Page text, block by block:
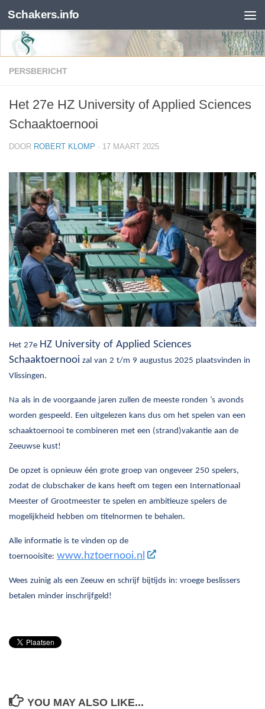
Skip to content
Schakers.info
PERSBERICHT
Het 27e HZ University of Applied Sciences
Schaaktoernooi
DOOR ROBERT KLOMP · 17 MAART 2025
Het 27e HZ University of Applied Sciences
Schaaktoernooi zal van 2 t/m 9 augustus 2025 plaatsvinden in
Vlissingen.
Na als in de voorgaande jaren zullen de meeste ronden ’s avonds
worden gespeeld. Een uitgelezen kans dus om het spelen van een
schaaktoernooi te combineren met een (strand)vakantie aan de
Zeeuwse kust!
De opzet is opnieuw één grote groep van ongeveer 250 spelers,
zodat de clubschaker de kans heeft om tegen een Internationaal
Meester of Grootmeester te spelen en ambitieuze spelers de
mogelijkheid hebben om titelnormen te behalen.
Alle informatie is te vinden op de
toernooisite: www.hztoernooi.nl
Wees zuinig als een Zeeuw en schrijf bijtijds in: vroege beslissers
betalen minder inschrijfgeld!
YOU MAY ALSO LIKE...